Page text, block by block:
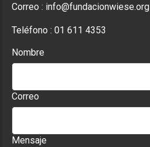
Correo : info@fundacionwiese.org
Teléfono : 01 611 4353
Nombre
Correo
Mensaje